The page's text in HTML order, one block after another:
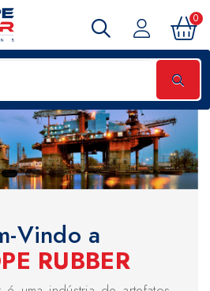
0
Vindo a
RUBBER